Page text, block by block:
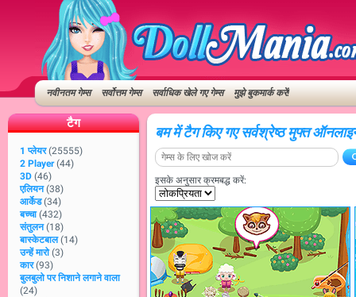
नवीनतम गेम्स सर्वोत्तम गेम्स सर्वाधिक खेले गए गेम्स मुझे बुकमार्क करें!
टैग
1 प्लेयर (25555)
2 Player (44)
3D (46)
एलियन (38)
आर्केड (34)
बच्चा (432)
संतुलन (18)
बास्केटबाल (14)
उन्हें मारो (3)
कार (93)
बुलबुलो पर निशाने लगाने वाला
(24)
बम में टैग किए गए सर्वश्रेष्ठ मुफ्त
इसके अनुसार क्रमबद्ध करें: